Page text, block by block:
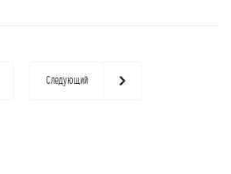
Следующий